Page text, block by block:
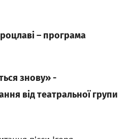
– програма
знову» -
від театральної групи